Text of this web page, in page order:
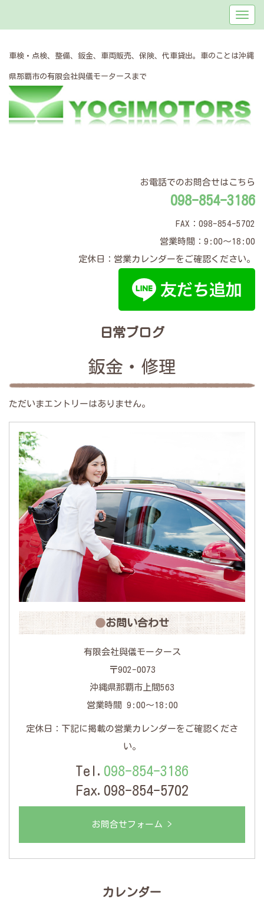
車検・点検、整備、鈑金、車両販売、保険、代車貸出。車のことは沖縄
県那覇市の有限会社與儀モータースまで
お電話でのお問合せはこちら
098-854-3186
FAX：098-854-5702
営業時間：9:00～18:00
定休日：営業カレンダーをご確認ください。
日常ブログ
鈑金・修理
ただいまエントリーはありません。
お問い合わせ
有限会社與儀モータース
〒902-0073
沖縄県那覇市上間563
営業時間 9:00〜18:00
定休日：下記に掲載の営業カレンダーをご確認くださ
い。
Tel. 098-854-3186
Fax.098-854-5702
お問合せフォーム >
カレンダー